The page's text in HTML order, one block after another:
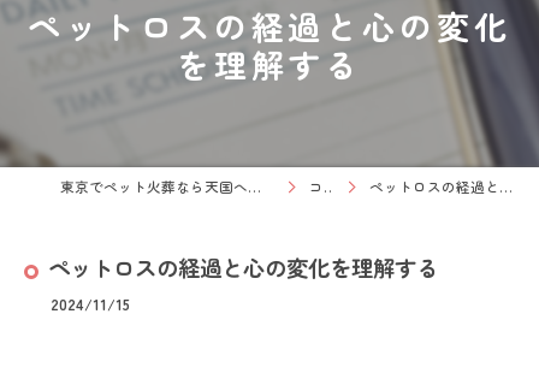
ペットロスの経過と心の変化
を理解する
東京でペット火葬なら天国への扉 ペットメモリアル東京西 コラム ペットロスの経過と心の変化を理解する
ペットロスの経過と心の変化を理解する
2024/11/15